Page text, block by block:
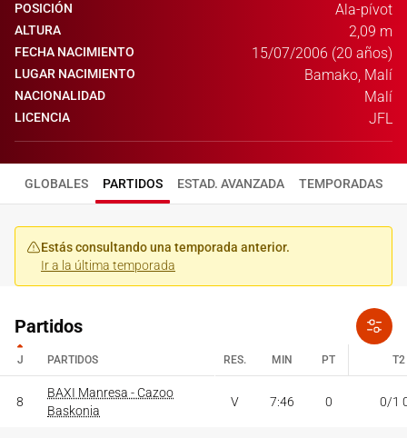
POSICIÓN Ala-pívot
ALTURA 2,09 m
FECHA NACIMIENTO 15/07/2006 (20 años)
LUGAR NACIMIENTO Bamako, Malí
NACIONALIDAD Malí
LICENCIA JFL
GLOBALES PARTIDOS ESTAD. AVANZADA TEMPORADAS
Estás consultando una temporada anterior.
Ir a la última temporada
Partidos
J PARTIDOS RES. MIN PT T2
PARTIDOS
8
BAXI Manresa - Cazoo
Baskonia
V 7:46 0 0/1